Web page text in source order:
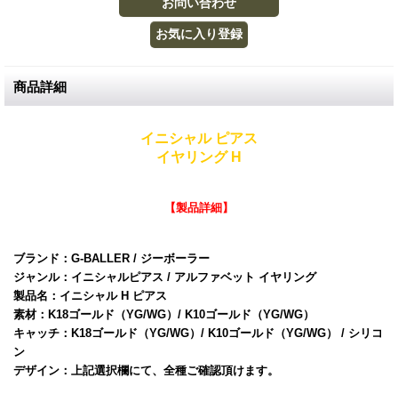
商品詳細
イニシャル ピアス
イヤリング H
【製品詳細】
ブランド：G-BALLER / ジーボーラー
ジャンル：イニシャルピアス / アルファベット イヤリング
製品名：イニシャル H ピアス
素材：K18ゴールド（YG/WG）/ K10ゴールド（YG/WG）
キャッチ：K18ゴールド（YG/WG）/ K10ゴールド（YG/WG） / シリコ
ン
デザイン：上記選択欄にて、全種ご確認頂けます。